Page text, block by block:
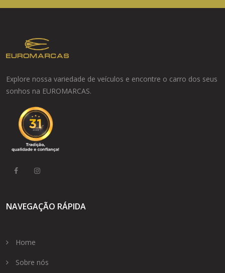
Explore nossa variedade de veículos e encontre o carro dos seus
sonhos na EUROMARCAS.
NAVEGAÇÃO RÁPIDA
Home
Sobre nós